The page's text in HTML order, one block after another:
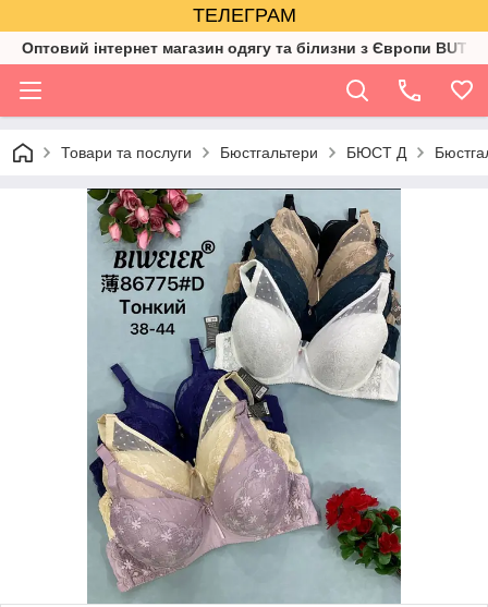
ТЕЛЕГРАМ
Оптовий інтернет магазин одягу та білизни з Європи BUTIK
Товари та послуги Бюстгальтери БЮСТ Д